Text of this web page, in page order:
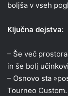
boljša v vseh
Ključna dejstva:
– Še več
in še bolj
– Osnovo sta
Tourneo Custom.